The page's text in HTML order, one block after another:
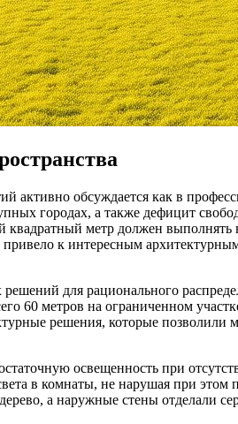
обсуждается как в
городах, а также дефицит
метр должен
к интересным
для рационального
60 метров на ограниченном
решения, которые
освещенность при
в комнаты, не нарушая при
а наружные стены отделали